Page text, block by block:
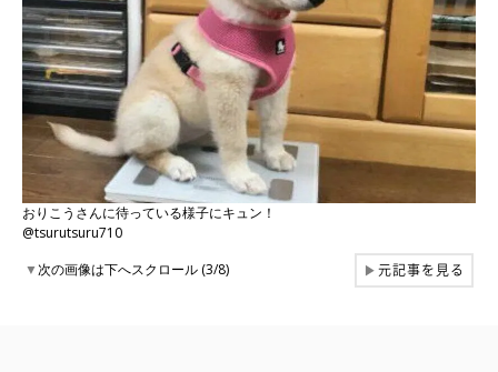
おりこうさんに待っている様子にキュン！
@tsurutsuru710
▼次の画像は下へスクロール (3/8) ▶元記事を見る